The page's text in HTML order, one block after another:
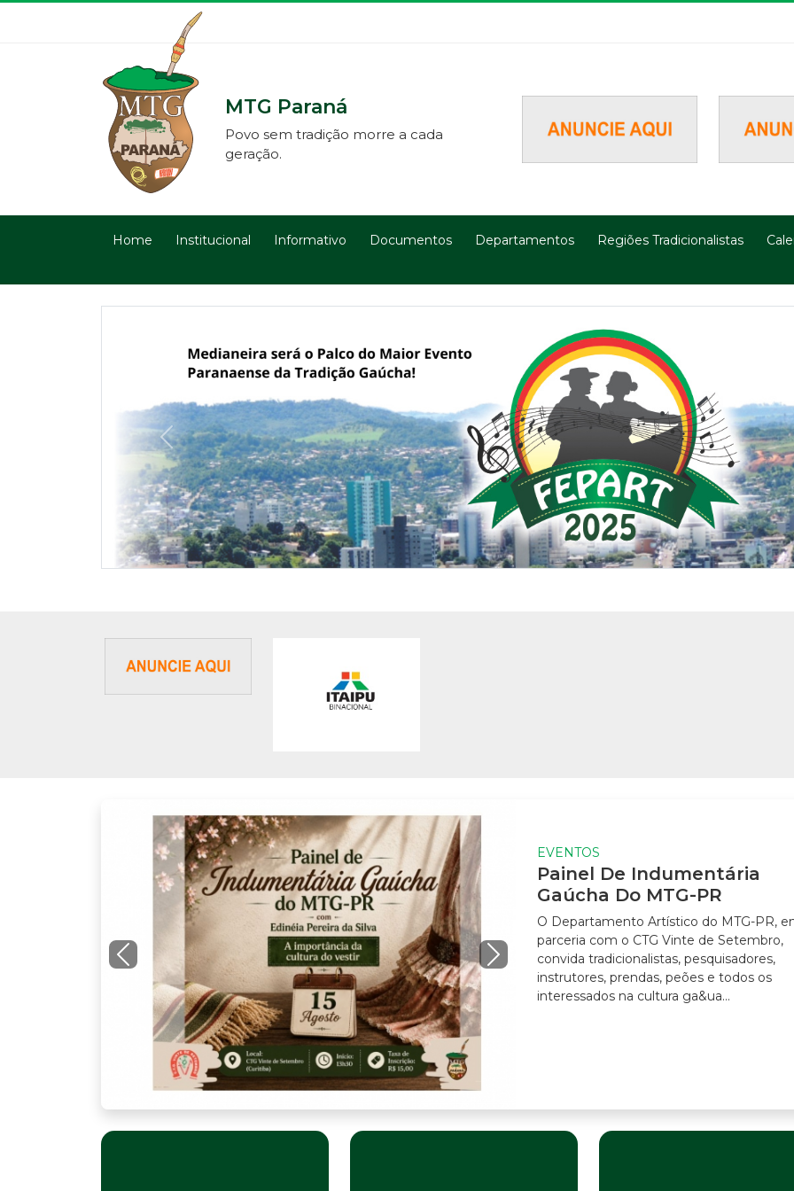
MTG Paraná
Povo sem tradição morre a cada
geração.
Home Institucional Informativo Documentos Departamentos Regiões Tradicionalistas
Previous
EVENTOS
Painel De Indumentária
Gaúcha Do MTG-PR
O Departamento Artístico do MTG-PR, em
parceria com o CTG Vinte de Setembro,
convida tradicionalistas, pesquisadores,
instrutores, prendas, peões e todos os
interessados na cultura ga&ua...